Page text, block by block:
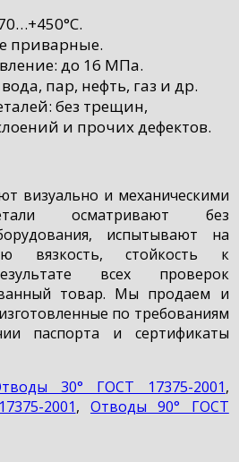
приварные.
до 16 МПа.
пар, нефть, газ и др.
без трещин,
и прочих дефектов.
визуально и механическими
осматривают без
испытывают на
вязкость, стойкость к
всех проверок
товар. Мы продаем и
по требованиям
паспорта и сертификаты
30° ГОСТ 17375-2001,
2001, Отводы 90° ГОСТ